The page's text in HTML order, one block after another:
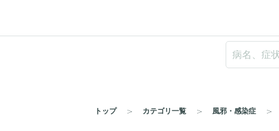
トップ カテゴリ一覧 風邪・感染症